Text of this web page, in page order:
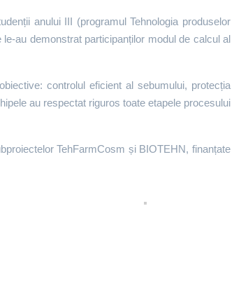
anului III (programul Tehnologia produselor
au demonstrat participanților modul de calcul al
controlul eficient al sebumului, protecția
au respectat riguros toate etapele procesului
TehFarmCosm și BIOTEHN, finanțate